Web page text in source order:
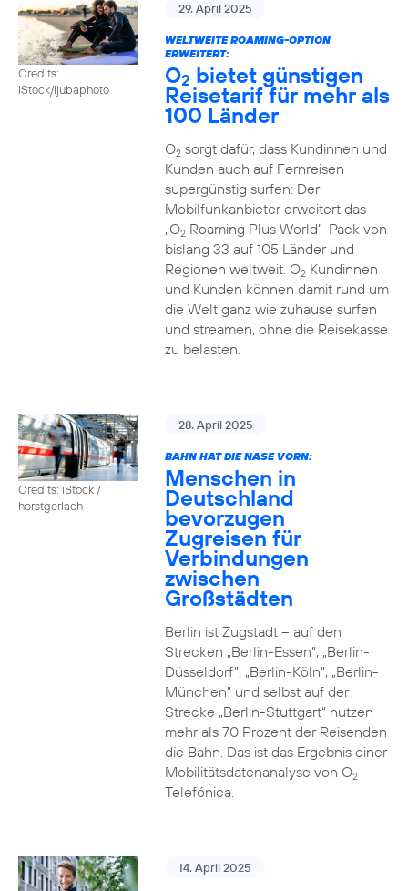
Credits:
iStock/ljubaphoto
29. April 2025
WELTWEITE ROAMING-OPTION
ERWEITERT:
O2 bietet günstigen
Reisetarif für mehr als
100 Länder
O2sorgt dafür, dass Kundinnen und
Kunden auch auf Fernreisen
supergünstig surfen: Der
Mobilfunkanbieter erweitert das
„O2Roaming Plus World“-Pack von
bislang 33 auf 105 Länder und
Regionen weltweit. O2Kundinnen
und Kunden können damit rund um
die Welt ganz wie zuhause surfen
und streamen, ohne die Reisekasse
zu belasten.
Credits: iStock /
horstgerlach
28. April 2025
BAHN HAT DIE NASE VORN:
Menschen in
Deutschland
bevorzugen
Zugreisen für
Verbindungen
zwischen
Großstädten
Berlin ist Zugstadt – auf den
Strecken „Berlin-Essen”, „Berlin-
Düsseldorf”, „Berlin-Köln”, „Berlin-
München” und selbst auf der
Strecke „Berlin-Stuttgart“ nutzen
mehr als 70 Prozent der Reisenden
die Bahn. Das ist das Ergebnis einer
Mobilitätsdatenanalyse von O2
Telefónica.
14. April 2025